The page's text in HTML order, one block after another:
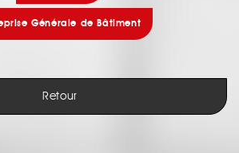
Générale de Bâtiment
Retour